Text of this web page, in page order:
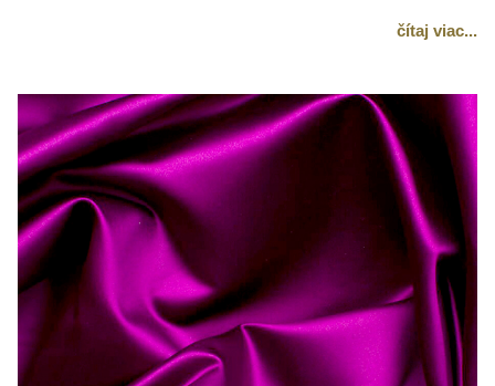
čítaj viac...